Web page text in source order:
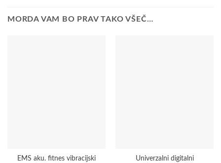
MORDA VAM BO PRAV TAKO VŠEČ…
EMS aku. fitnes vibracijski
Univerzalni digitalni